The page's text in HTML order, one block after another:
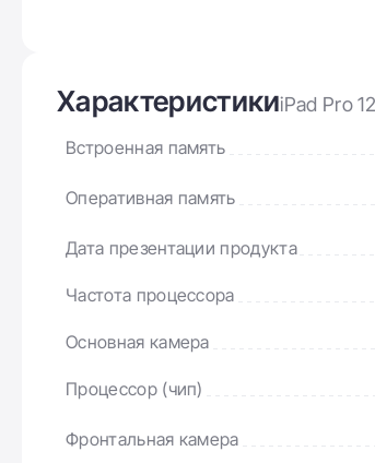
ХарактеристикиiPad Pro
Встроенная память
Оперативная память
Дата презентации продукта
Частота процессора
Основная камера
Процессор (чип)
Фронтальная камера